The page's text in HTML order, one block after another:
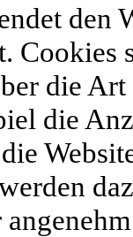
den
die
die